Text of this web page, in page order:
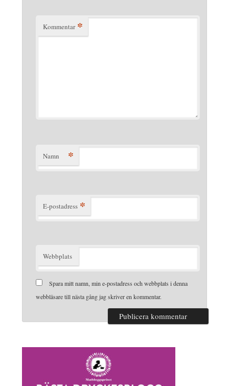
Kommentar *
Namn *
E-postadress *
Webbplats
Spara mitt namn, min e-postadress och webbplats i denna
webbläsare till nästa gång jag skriver en kommentar.